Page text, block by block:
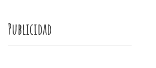
Publicidad